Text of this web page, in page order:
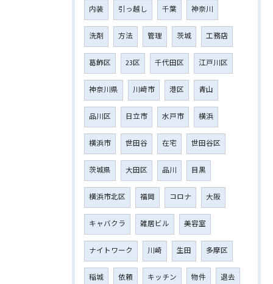
内装 引っ越し 千葉 神奈川
洗剤 方法 管理 茨城 工務店
葛飾区 23区 千代田区 江戸川区
神奈川県 川﨑市 港区 青山
品川区 日立市 水戸市 横浜
横浜市 世田谷 在宅 世田谷区
茨城県 大田区 品川 目黒
横浜市北区 福岡 コロナ 大阪
キャバクラ 雑居ビル 美容室
ナイトワーク 川崎 生田 多摩区
稲城 依頼 キッチン 物件 退去